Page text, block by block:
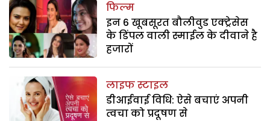
फिल्म
इन 6 खूबसूरत बौलीवुड एक्ट्रेसेस
के डिंपल वाली स्माईल के दीवाने है
हजारों
लाइफ स्टाइल
डीआईवाई विधि: ऐसे बचाएं अपनी
त्वचा को प्रदूषण से